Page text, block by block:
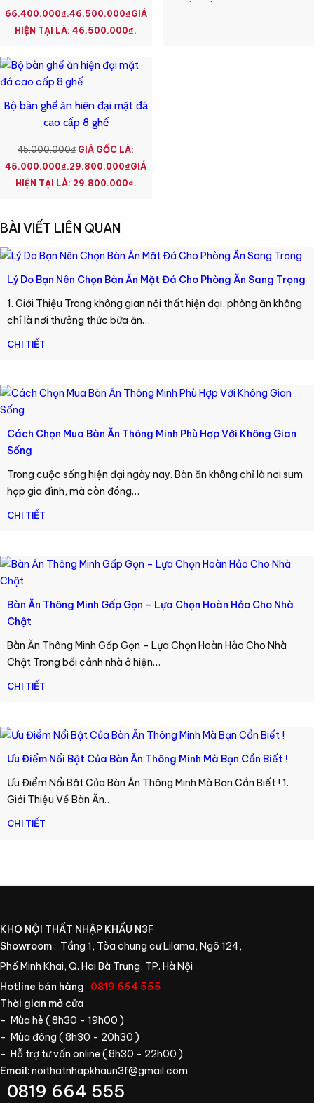
66.400.000₫.46.500.000₫GIÁ
HIỆN TẠI LÀ: 46.500.000₫.
Bộ bàn ghế ăn hiện đại mặt đá
cao cấp 8 ghế
45.000.000₫ GIÁ GỐC LÀ:
45.000.000₫.29.800.000₫GIÁ
HIỆN TẠI LÀ: 29.800.000₫.
BÀI VIẾT LIÊN QUAN
Lý Do Bạn Nên Chọn Bàn Ăn Mặt Đá Cho Phòng Ăn Sang Trọng
1. Giới Thiệu Trong không gian nội thất hiện đại, phòng ăn không
chỉ là nơi thưởng thức bữa ăn…
CHI TIẾT
Cách Chọn Mua Bàn Ăn Thông Minh Phù Hợp Với Không Gian
Sống
Trong cuộc sống hiện đại ngày nay. Bàn ăn không chỉ là nơi sum
họp gia đình, mà còn đóng…
CHI TIẾT
Bàn Ăn Thông Minh Gấp Gọn – Lựa Chọn Hoàn Hảo Cho Nhà
Chật
Bàn Ăn Thông Minh Gấp Gọn – Lựa Chọn Hoàn Hảo Cho Nhà
Chật Trong bối cảnh nhà ở hiện…
CHI TIẾT
Ưu Điểm Nổi Bật Của Bàn Ăn Thông Minh Mà Bạn Cần Biết !
Ưu Điểm Nổi Bật Của Bàn Ăn Thông Minh Mà Bạn Cần Biết ! 1.
Giới Thiệu Về Bàn Ăn…
CHI TIẾT
KHO NỘI THẤT NHẬP KHẨU N3F
Showroom: Tầng 1, Tòa chung cư Lilama, Ngõ 124,
Phố Minh Khai, Q. Hai Bà Trưng, TP. Hà Nội
Hotline bán hàng
0819 664 555
Thời gian mở cửa
- Mùa hè ( 8h30 - 19h00 )
- Mùa đông ( 8h30 - 20h30 )
- Hỗ trợ tư vấn online ( 8h30 - 22h00 )
Email : noithatnhapkhaun3f@gmail.com
0819 664 555